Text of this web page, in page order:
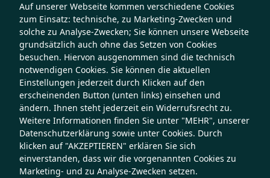
Auf unserer Webseite kommen verschiedene Cookies
zum Einsatz: technische, zu Marketing-Zwecken und
solche zu Analyse-Zwecken; Sie können unsere Webseite
grundsätzlich auch ohne das Setzen von Cookies
besuchen. Hiervon ausgenommen sind die technisch
notwendigen Cookies. Sie können die aktuellen
Einstellungen jederzeit durch Klicken auf den
erscheinenden Button (unten links) einsehen und
ändern. Ihnen steht jederzeit ein Widerrufsrecht zu.
Weitere Informationen finden Sie unter "MEHR", unserer
Datenschutzerklärung sowie unter Cookies. Durch
klicken auf "AKZEPTIEREN" erklären Sie sich
einverstanden, dass wir die vorgenannten Cookies zu
Marketing- und zu Analyse-Zwecken setzen.